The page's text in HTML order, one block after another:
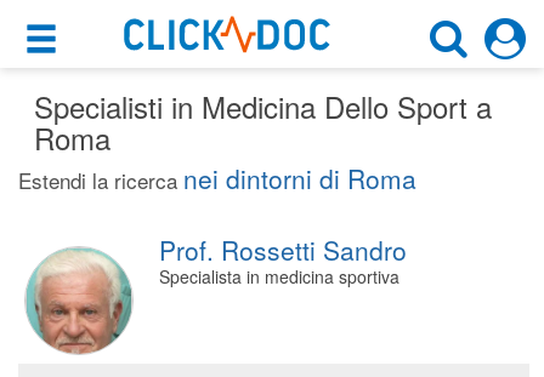
×
Motore di ricerca
×
Roma (RM)
Cosa possiamo offrirti
Per i pazienti
Prenota una visita
Ricerca specialisti
Consulti online
(su medicitalia.it)
Specialisti in Medicina Dello Sport a
Roma
Estendi la ricerca nei dintorni di Roma
Prof. Rossetti Sandro
Specialista in medicina sportiva